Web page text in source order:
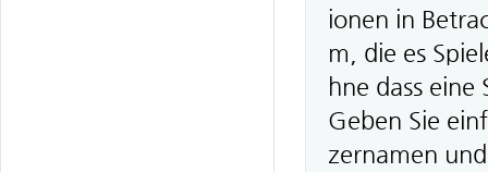
ionen in
m, die es
hne dass
Geben Sie
zernamen